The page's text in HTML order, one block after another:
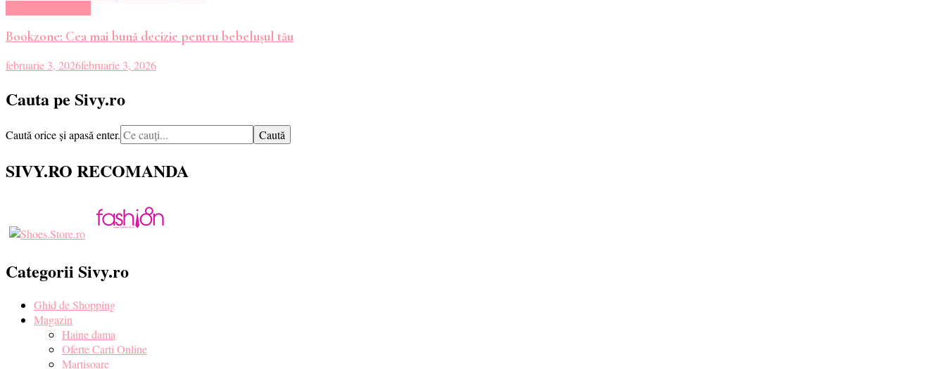
Bookzone: Cea mai bună decizie pentru bebelușul tău
februarie 3, 2026februarie 3, 2026
Cauta pe Sivy.ro
Cauți
Caută orice și apasă enter.
SIVY.RO RECOMANDA
Categorii Sivy.ro
Ghid de Shopping
Magazin
Haine dama
Oferte Carti Online
Martisoare